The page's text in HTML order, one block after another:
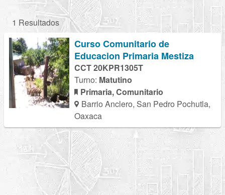
1 Resultados
Curso Comunitario de
Educacion Primaria Mestiza
CCT 20KPR1305T
Turno: Matutino
Primaria, Comunitario
Barrio Anclero, San Pedro Pochutla,
Oaxaca